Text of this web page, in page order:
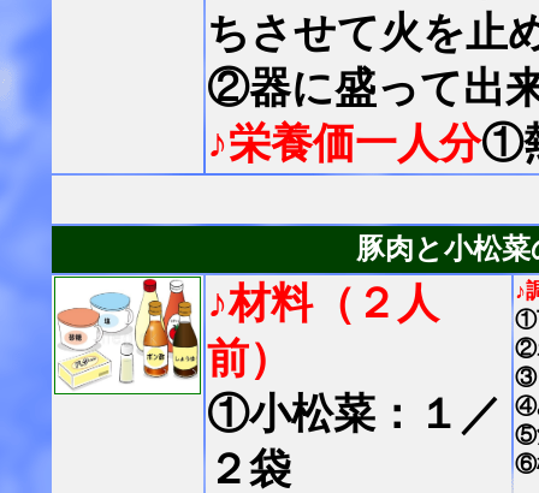
ちさせて火を止
②器に盛って出
♪栄養価一人分①
豚肉と小松
♪材料（２人
前）
①小松菜：１／
２袋
♪
①
②
③
④
⑤
⑥